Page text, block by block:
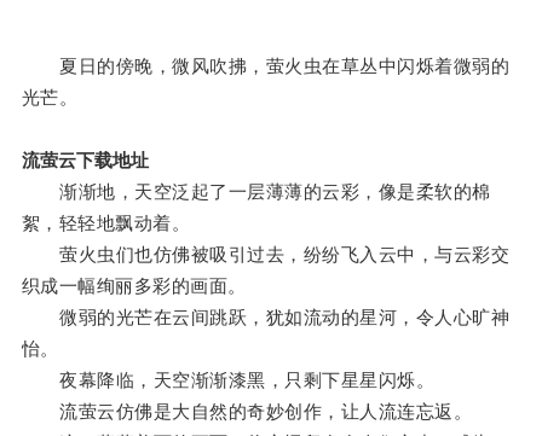
夏日的傍晚，微风吹拂，萤火虫在草丛中闪烁着微弱的
光芒。
流萤云下载地址
渐渐地，天空泛起了一层薄薄的云彩，像是柔软的棉
絮，轻轻地飘动着。
萤火虫们也仿佛被吸引过去，纷纷飞入云中，与云彩交
织成一幅绚丽多彩的画面。
微弱的光芒在云间跳跃，犹如流动的星河，令人心旷神
怡。
夜幕降临，天空渐渐漆黑，只剩下星星闪烁。
流萤云仿佛是大自然的奇妙创作，让人流连忘返。